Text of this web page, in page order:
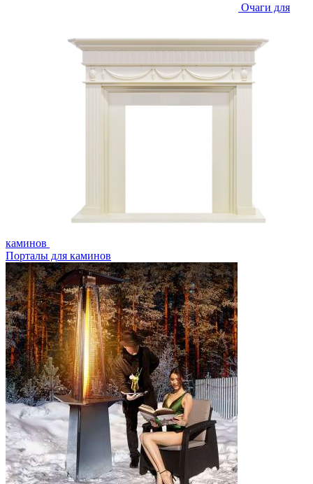
Очаги для
каминов
Порталы для каминов